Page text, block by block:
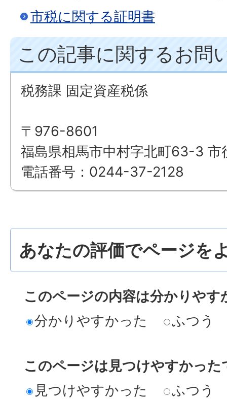
市税に関する証明書
この記事に関するお問
税務課 固定資産税係
〒976-8601
福島県相馬市中村字北町63-3 市
電話番号：0244-37-2128
あなたの評価でページを
このページの内容は分かりやす
分かりやすかった
ふつう
このページは見つけやすかった
見つけやすかった
ふつう